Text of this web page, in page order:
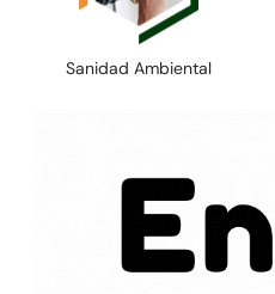
Sanidad Ambiental